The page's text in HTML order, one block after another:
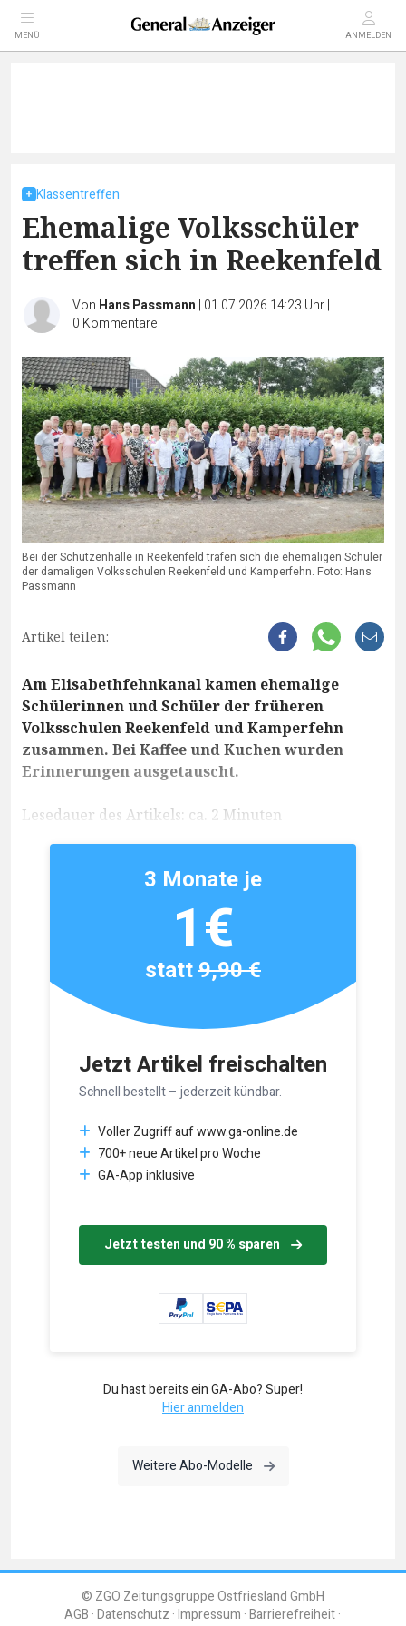
MENÜ ANMELDEN
Klassentreffen
Ehemalige Volksschüler
treffen sich in Reekenfeld
Von Hans Passmann | 01.07.2026 14:23 Uhr|
0 Kommentare
Bei der Schützenhalle in Reekenfeld trafen sich die ehemaligen Schüler
der damaligen Volksschulen Reekenfeld und Kamperfehn. Foto: Hans
Passmann
Artikel teilen:
Am Elisabethfehnkanal kamen ehemalige
Schülerinnen und Schüler der früheren
Volksschulen Reekenfeld und Kamperfehn
zusammen. Bei Kaffee und Kuchen wurden
Erinnerungen ausgetauscht.
Lesedauer des Artikels: ca. 2 Minuten
Jetzt Artikel freischalten
Schnell bestellt – jederzeit kündbar.
Voller Zugriff auf www.ga-online.de
700+ neue Artikel pro Woche
GA-App inklusive
Jetzt testen und 90 % sparen
3 Monate je
1€
statt9,90 €
Du hast bereits ein GA-Abo? Super!
Hier anmelden
Weitere Abo-Modelle
© ZGO Zeitungsgruppe Ostfriesland GmbH
AGB Datenschutz Impressum Barrierefreiheit